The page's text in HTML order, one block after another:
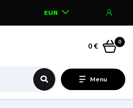
Menu
EUR
0
0 €